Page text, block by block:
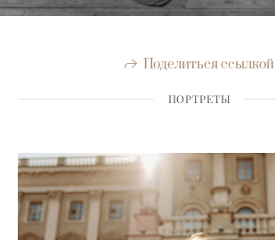
Поделиться ссылкой
ПОРТРЕТЫ